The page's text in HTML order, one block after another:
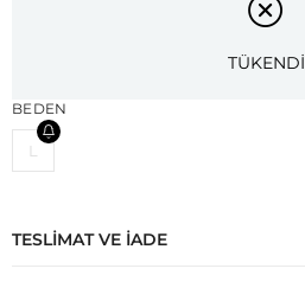
TÜKENDİ
BEDEN
TESLIMAT VE İADE